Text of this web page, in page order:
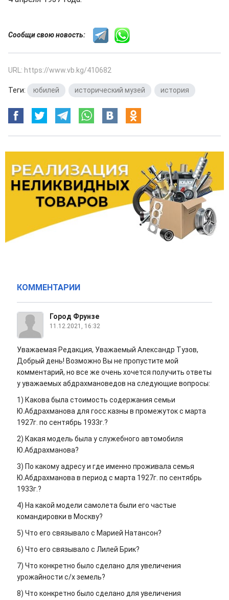
Сообщи свою новость:
URL: https://www.vb.kg/410682
Теги: юбилей исторический музей история
КОММЕНТАРИИ
Город Фрунзе
11.12.2021, 16:32
Уважаемая Редакция, Уважаемый Александр Тузов,
Добрый день! Возможно Вы не пропустите мой
комментарий, но все же очень хочется получить ответы
у уважаемых абдрахмановедов на следующие вопросы:
1) Какова была стоимость содержания семьи
Ю.Абдрахманова для госс.казны в промежуток с марта
1927г. по сентябрь 1933г.?
2) Какая модель была у служебного автомобиля
Ю.Абдрахманова?
3) По какому адресу и где именно проживала семья
Ю.Абдрахманова в период с марта 1927г. по сентябрь
1933г.?
4) На какой модели самолета были его частые
командировки в Москву?
5) Что его связывало с Марией Натансон?
6) Что его связывало с Лилей Брик?
7) Что конкретно было сделано для увеличения
урожайности с/х земель?
8) Что конкретно было сделано для увеличения